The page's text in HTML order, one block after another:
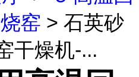
窑 > 石英砂
干燥机-...